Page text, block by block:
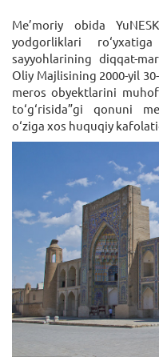
Me’moriy obida
yodgorliklari
sayyohlarining diqqat-
Oliy Majlisining 2000-yil
meros obyektlarini
to‘g‘risida”gi qonuni
o‘ziga xos huquqiy